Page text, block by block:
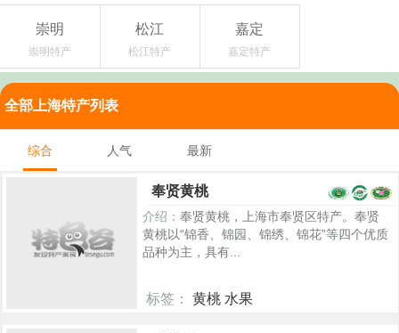
崇明
崇明特产
松江
松江特产
嘉定
嘉定特产
全部上海特产列表
综合 人气 最新
奉贤黄桃
介绍： 奉贤黄桃，上海市奉贤区特产。奉贤
黄桃以“锦香、锦园、锦绣、锦花”等四个优质
品种为主，具有...
标签： 黄桃 水果